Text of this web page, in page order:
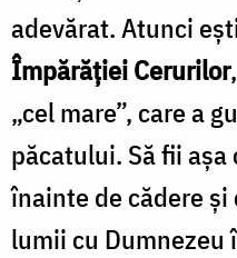
adevărat. Atunci
Împărăției Cerurilor
„cel mare”, care a
păcatului. Să fii așa
înainte de cădere
lumii cu